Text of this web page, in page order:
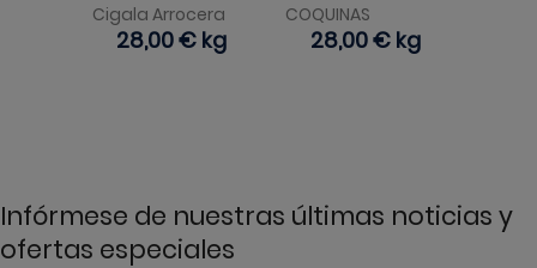
Cigala Arrocera
Precio
28,00 € kg
COQUINAS
Precio
28,00 € kg
Infórmese de nuestras últimas noticias y
ofertas especiales